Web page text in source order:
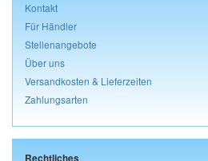
Kontakt
Für Händler
Stellenangebote
Über uns
Versandkosten & Lieferzeiten
Zahlungsarten
Rechtliches